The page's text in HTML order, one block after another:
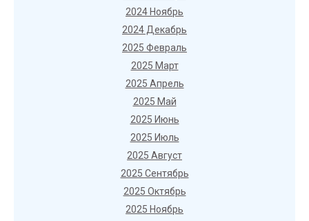
2024 Ноябрь
2024 Декабрь
2025 Февраль
2025 Март
2025 Апрель
2025 Май
2025 Июнь
2025 Июль
2025 Август
2025 Сентябрь
2025 Октябрь
2025 Ноябрь